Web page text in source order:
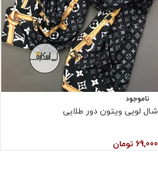
ناموجود
شال لویی ویتون دور طلایی
69,000 تومان